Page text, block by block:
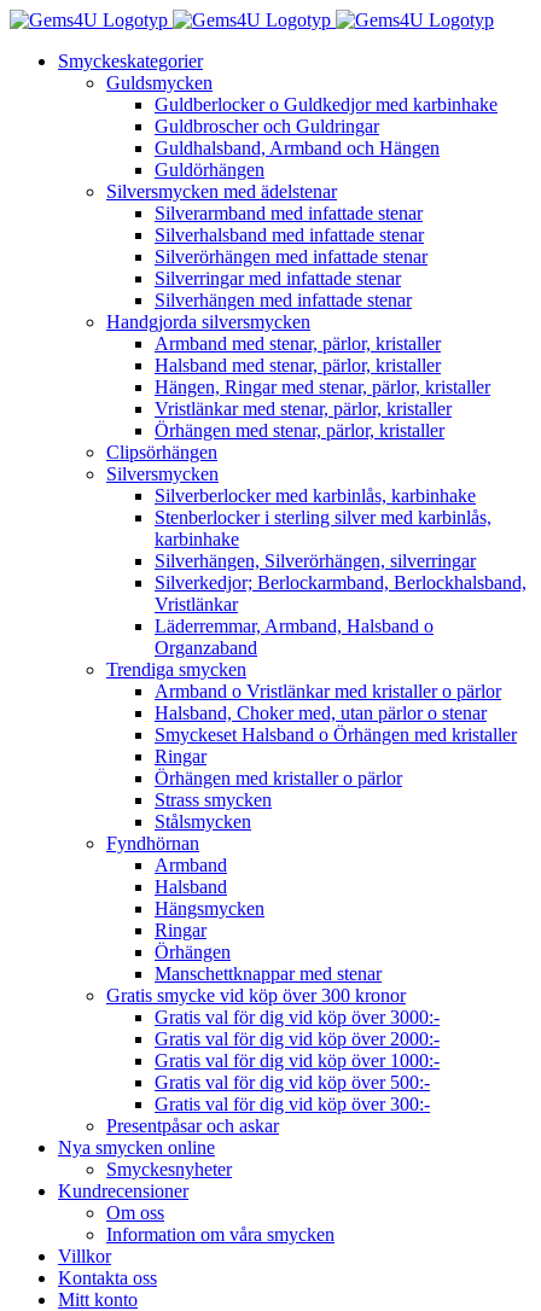
Fortsätt
innehålletSmyckeskategorier
Guldsmycken
Guldberlocker o Guldkedjor med karbinhake
Guldbroscher och Guldringar
Guldhalsband, Armband och Hängen
Guldörhängen
Silversmycken med ädelstenar
Silverarmband med infattade stenar
Silverhalsband med infattade stenar
Silverörhängen med infattade stenar
Silverringar med infattade stenar
Silverhängen med infattade stenar
Handgjorda silversmycken
Armband med stenar, pärlor, kristaller
Halsband med stenar, pärlor, kristaller
Hängen, Ringar med stenar, pärlor, kristaller
Vristlänkar med stenar, pärlor, kristaller
Örhängen med stenar, pärlor, kristaller
Clipsörhängen
Silversmycken
Silverberlocker med karbinlås, karbinhake
Stenberlocker i sterling silver med karbinlås,
karbinhake
Silverhängen, Silverörhängen, silverringar
Silverkedjor; Berlockarmband, Berlockhalsband,
Vristlänkar
Läderremmar, Armband, Halsband o
Organzaband
Trendiga smycken
Armband o Vristlänkar med kristaller o pärlor
Halsband, Choker med, utan pärlor o stenar
Smyckeset Halsband o Örhängen med kristaller
Ringar
Örhängen med kristaller o pärlor
Strass smycken
Stålsmycken
Fyndhörnan
Armband
Halsband
Hängsmycken
Ringar
Örhängen
Manschettknappar med stenar
Gratis smycke vid köp över 300 kronor
Gratis val för dig vid köp över 3000:-
Gratis val för dig vid köp över 2000:-
Gratis val för dig vid köp över 1000:-
Gratis val för dig vid köp över 500:-
Gratis val för dig vid köp över 300:-
Presentpåsar och askar
Nya smycken online
Smyckesnyheter
Kundrecensioner
Om oss
Information om våra smycken
Villkor
Kontakta oss
Mitt konto